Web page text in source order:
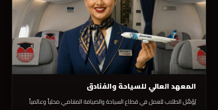
المعهد العالي للسياحة والفنادق
يُؤهّل الطلاب للعمل في قطاع السياحة والضيافة المتنامي محلياً وعالمياً